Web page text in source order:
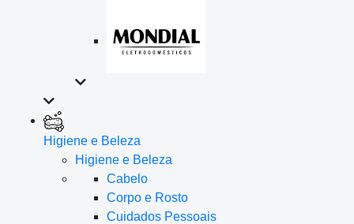
Higiene e Beleza
Higiene e Beleza
Cabelo
Corpo e Rosto
Cuidados Pessoais